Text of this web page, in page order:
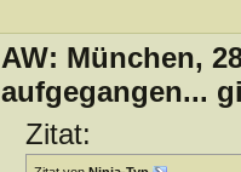
AW: München,
aufgegangen...
Zitat: